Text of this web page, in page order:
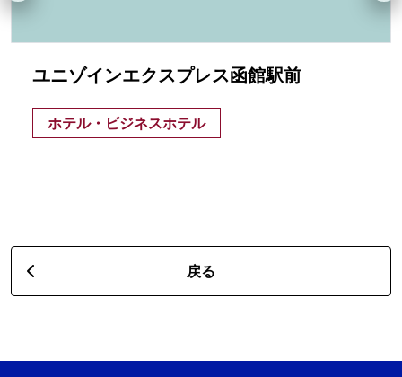
ユニゾインエクスプレス函館駅前
ホテル・ビジネスホテル
戻る